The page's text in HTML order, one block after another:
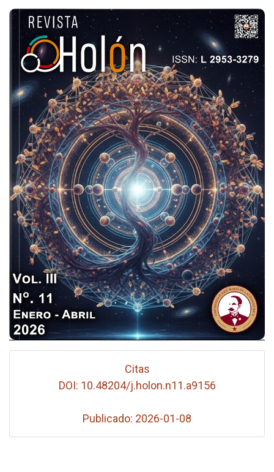
Imagen de portada
Citas
DOI: 10.48204/j.holon.n11.a9156
Publicado: 2026-01-08